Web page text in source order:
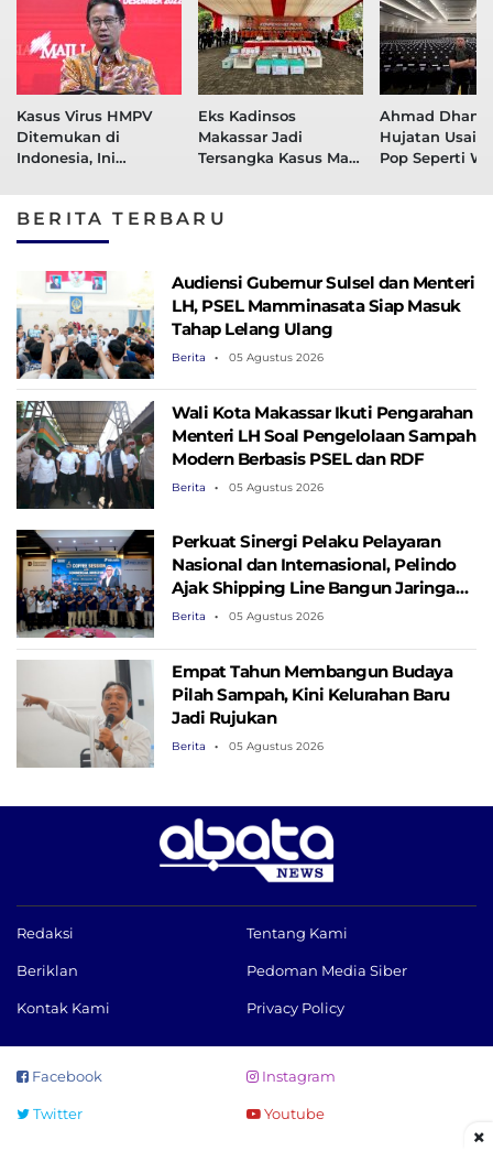
Kasus Virus HMPV
Ditemukan di
Indonesia, Ini
Eks Kadinsos
Makassar Jadi
Tersangka Kasus Mark
Ahmad Dhani
Hujatan Usai
Pop Seperti
BERITA TERBARU
Audiensi Gubernur Sulsel dan Menteri
LH, PSEL Mamminasata Siap Masuk
Tahap Lelang Ulang
Berita 05 Agustus 2026
Wali Kota Makassar Ikuti Pengarahan
Menteri LH Soal Pengelolaan Sampah
Modern Berbasis PSEL dan RDF
Berita 05 Agustus 2026
Perkuat Sinergi Pelaku Pelayaran
Nasional dan Internasional, Pelindo
Ajak Shipping Line Bangun Jaringan
Logistik Terintegrasi
Berita 05 Agustus 2026
Empat Tahun Membangun Budaya
Pilah Sampah, Kini Kelurahan Baru
Jadi Rujukan
Berita 05 Agustus 2026
Redaksi Tentang Kami
Beriklan Pedoman Media Siber
Kontak Kami Privacy Policy
Facebook Instagram
Twitter Youtube
×